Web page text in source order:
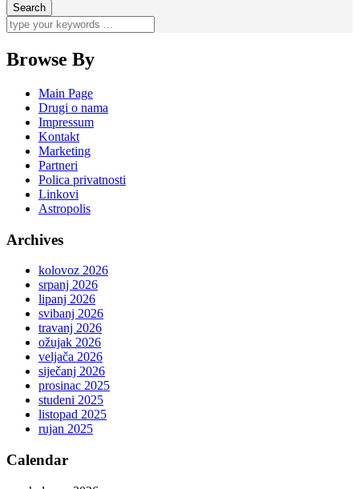
Browse By
Main Page
Drugi o nama
Impressum
Kontakt
Marketing
Partneri
Polica privatnosti
Linkovi
Astropolis
Archives
kolovoz 2026
srpanj 2026
lipanj 2026
svibanj 2026
travanj 2026
ožujak 2026
veljača 2026
siječanj 2026
prosinac 2025
studeni 2025
listopad 2025
rujan 2025
Calendar